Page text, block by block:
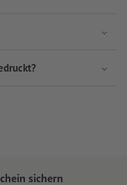
sichern